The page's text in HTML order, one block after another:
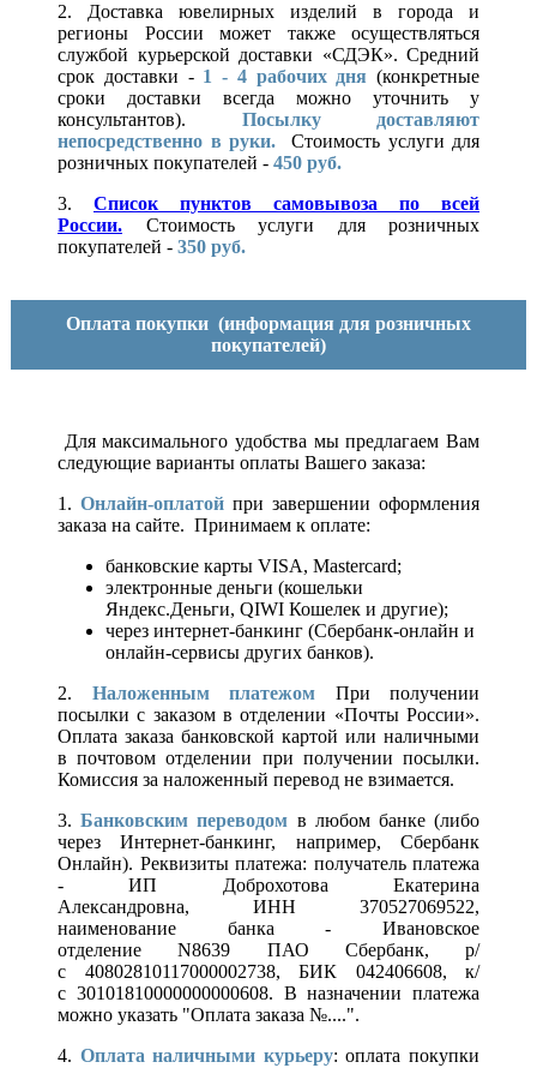
2. Доставка ювелирных изделий в города и
регионы России может также осуществляться
службой курьерской доставки «СДЭК». Средний
срок доставки - 1 - 4 рабочих дня (конкретные
сроки доставки всегда можно уточнить у
консультантов). Посылку доставляют
непосредственно в руки.
Стоимость услуги для
розничных покупателей - 450 руб.
3. Список пунктов самовывоза по всей
России.
Стоимость услуги для розничных
покупателей - 350 руб.
Оплата покупки (информация для розничных
покупателей)
Для максимального удобства мы предлагаем Вам
следующие варианты оплаты Вашего заказа:
1. Онлайн-оплатой при завершении оформления
заказа на сайте. Принимаем к оплате:
банковские карты VISA, Mastercard;
электронные деньги (кошельки
Яндекс.Деньги, QIWI Кошелек и другие);
через интернет-банкинг (Сбербанк-онлайн и
онлайн-сервисы других банков).
2. Наложенным платежом При получении
посылки с заказом в отделении «Почты России».
Оплата заказа банковской картой или наличными
в почтовом отделении при получении посылки.
Комиссия за наложенный перевод не взимается.
3.Банковским переводом в любом банке (либо
через Интернет-банкинг, например, Сбербанк
Онлайн). Реквизиты платежа: получатель платежа
- ИП Доброхотова Екатерина
Александровна, ИНН 370527069522,
наименование банка - Ивановское
отделение N8639 ПАО Сбербанк, р/
с 40802810117000002738, БИК 042406608, к/
с 30101810000000000608. В назначении платежа
можно указать "Оплата заказа №....".
4. Оплата наличными курьеру: оплата покупки